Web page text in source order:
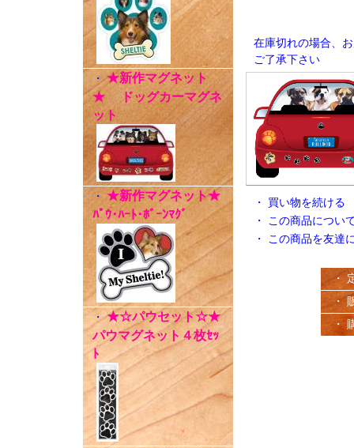
・★新作マグネット
★ ドッグカーマグネ
ット
・ ★新作マグネット★
ﾊﾟｳ･ﾊｰﾄ･ﾎﾞｰﾝﾏｸﾞ
・★☆パウセット☆★
パウマグネット４枚ｾｯ
ﾄ
在庫切れの場合、
ご了承下さい
・ 買い物を続ける
・ この商品につい
・ この商品を友達
・
・
・